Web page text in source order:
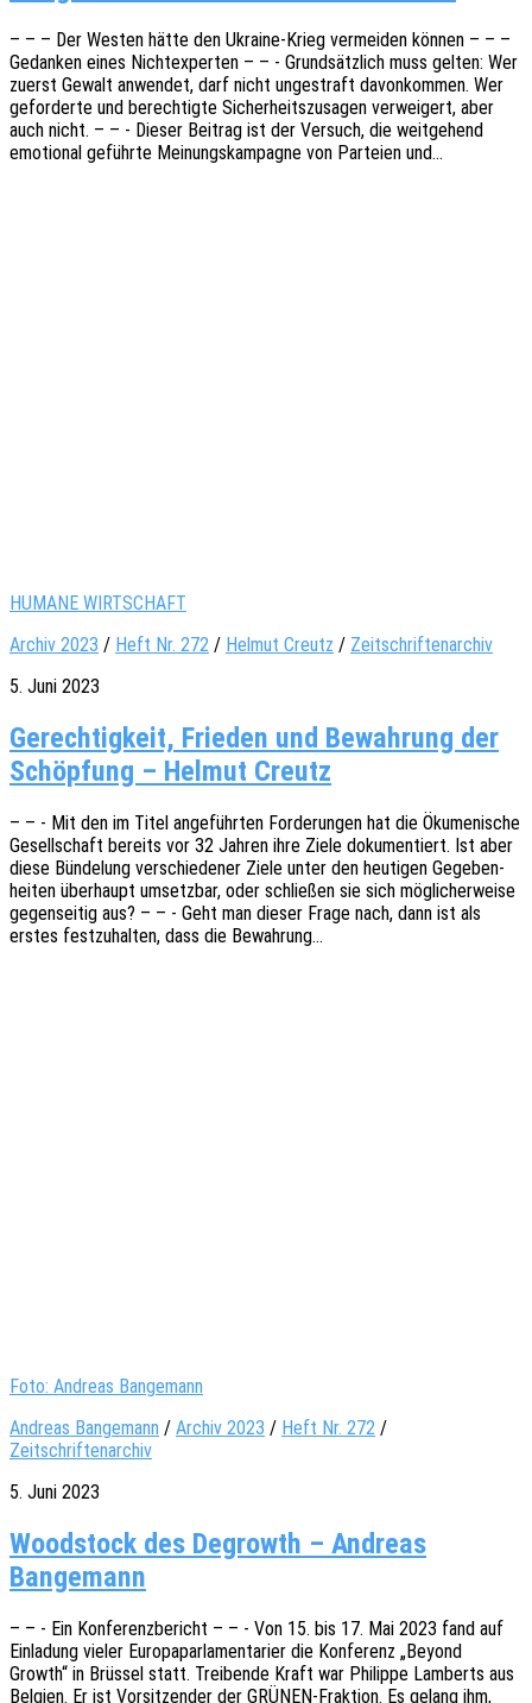
– – – Der Westen hätte den Ukrai­­ne-Krieg vermei­den können – – –
Gedan­ken eines Nicht­ex­per­ten – – - Grund­sätz­lich muss gelten: Wer
zuerst Gewalt anwen­det, darf nicht unge­straft davon­kom­men. Wer
gefor­der­te und berech­tig­te Sicher­heits­zu­sa­gen verwei­gert, aber
auch nicht. – – - Dieser Beitrag ist der Versuch, die weit­ge­hend
emotio­nal geführ­te Meinungs­kam­pa­gne von Partei­en und…
HUMANE WIRTSCHAFT
Archiv 2023 / Heft Nr. 272 / Helmut Creutz / Zeitschriftenarchiv
5. Juni 2023
Gerechtigkeit, Frieden und Bewahrung der
Schöpfung – Helmut Creutz
– – - Mit den im Titel ange­führ­ten Forde­run­gen hat die Ökume­ni­sche
Gesell­schaft bereits vor 32 Jahren ihre Ziele doku­men­tiert. Ist aber
diese Bünde­lung verschie­de­ner Ziele unter den heuti­gen Gege­ben­
hei­ten über­haupt umsetz­bar, oder schlie­ßen sie sich mögli­cher­wei­se
gegen­sei­tig aus? – – - Geht man dieser Frage nach, dann ist als
erstes fest­zu­hal­ten, dass die Bewahrung…
Foto: Andreas Bangemann
Andreas Bangemann / Archiv 2023 / Heft Nr. 272 /
Zeitschriftenarchiv
5. Juni 2023
Woodstock des Degrowth – Andreas
Bangemann
– – - Ein Konfe­renz­be­richt – – - Von 15. bis 17. Mai 2023 fand auf
Einla­dung vieler Euro­pa­par­la­men­ta­ri­er die Konfe­renz „Beyond
Growth“ in Brüs­sel statt. Trei­ben­de Kraft war Phil­ip­pe Lamberts aus
Belgi­en. Er ist Vorsit­zen­der der GRÜNEN-Frak­­ti­on. Es gelang ihm,